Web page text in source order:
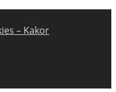
– Kakor